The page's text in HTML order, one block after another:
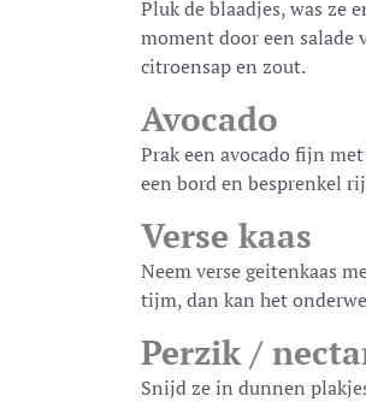
Pluk de blaadjes, was ze
moment door een salade
citroensap en zout.
Avocado
Prak een avocado fijn
een bord en besprenkel
Verse kaas
Neem verse geitenkaas
tijm, dan kan het
Perzik /
Snijd ze in dunnen